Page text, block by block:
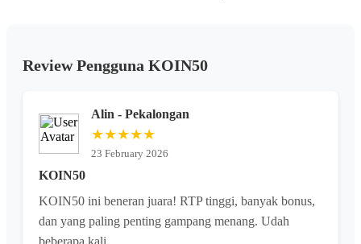
Review Pengguna KOIN50
Alin - Pekalongan
★★★★★
23 February 2026
KOIN50
KOIN50 ini beneran juara! RTP tinggi, banyak bonus,
dan yang paling penting gampang menang. Udah
beberapa kali